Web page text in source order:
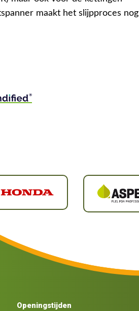
maakt het slijpproces nog
Openingstijden